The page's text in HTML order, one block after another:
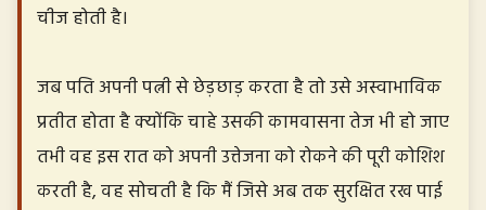
चीज होती है।
जब पति अपनी पत्नी से छेड़छाड़ करता है तो उसे अस्वाभाविक
प्रतीत होता है क्योंकि चाहे उसकी कामवासना तेज भी हो जाए
तभी वह इस रात को अपनी उत्तेजना को रोकने की पूरी कोशिश
करती है, वह सोचती है कि मैं जिसे अब तक सुरक्षित रख पाई